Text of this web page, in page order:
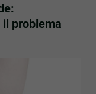
problema